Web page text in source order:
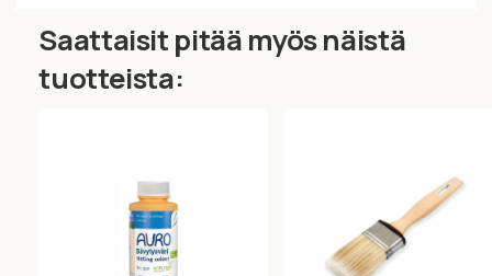
Saattaisit pitää myös näistä
tuotteista: